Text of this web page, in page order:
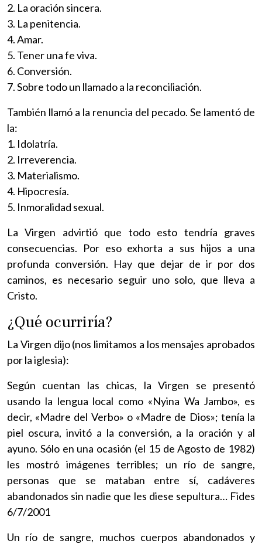
2. La oración sincera.
3. La penitencia.
4. Amar.
5. Tener una fe viva.
6. Conversión.
7. Sobre todo un llamado a la reconciliación.
También llamó a la renuncia del pecado. Se lamentó de
la:
1. Idolatría.
2. Irreverencia.
3. Materialismo.
4. Hipocresía.
5. Inmoralidad sexual.
La Virgen advirtió que todo esto tendría graves
consecuencias. Por eso exhorta a sus hijos a una
profunda conversión. Hay que dejar de ir por dos
caminos, es necesario seguir uno solo, que lleva a
Cristo.
¿Qué ocurriría?
La Virgen dijo (nos limitamos a los mensajes aprobados
por la iglesia):
Según cuentan las chicas, la Virgen se presentó
usando la lengua local como «Nyina Wa Jambo», es
decir, «Madre del Verbo» o «Madre de Dios»; tenía la
piel oscura, invitó a la conversión, a la oración y al
ayuno. Sólo en una ocasión (el 15 de Agosto de 1982)
les mostró imágenes terribles; un río de sangre,
personas que se mataban entre sí, cadáveres
abandonados sin nadie que les diese sepultura… Fides
6/7/2001
Un río de sangre, muchos cuerpos abandonados y